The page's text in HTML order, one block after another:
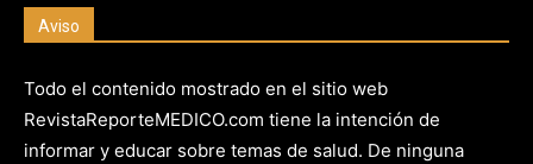
Aviso
Todo el contenido mostrado en el sitio web
RevistaReporteMEDICO.com tiene la intención de
informar y educar sobre temas de salud. De ninguna